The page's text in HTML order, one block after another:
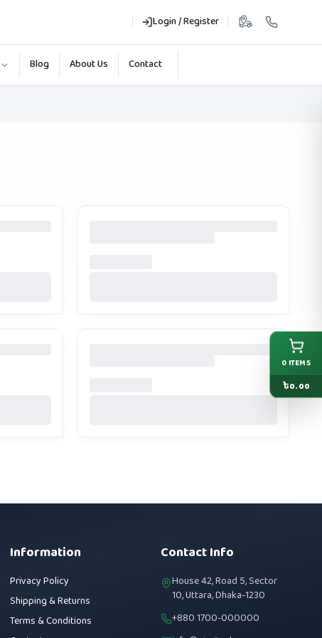
Login / Register
Blog About Us Contact
Information
Privacy Policy
Shipping & Returns
Terms & Conditions
Contact Info
House 42, Road 5, Sector
10, Uttara, Dhaka-1230
+880 1700-000000
0 ITEMS
৳0.00